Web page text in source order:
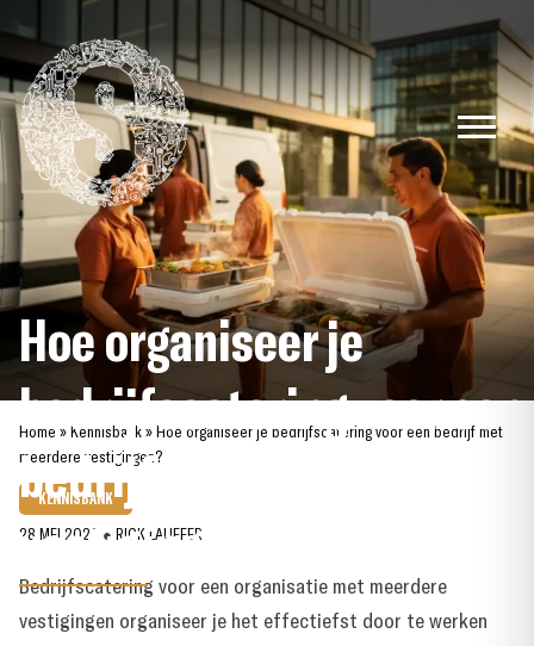
content
Home »Kennisbank»Hoe organiseer je bedrijfscatering voor een bedrijf met
meerdere vestigingen?
KENNISBANK
Hoe organiseer je
bedrijfscatering voor een
bedrijf met meerdere
vestigingen?
28 MEI 2026 ● RICK LAUFFER
Bedrijfscatering voor een organisatie met meerdere
vestigingen organiseer je het effectiefst door te werken